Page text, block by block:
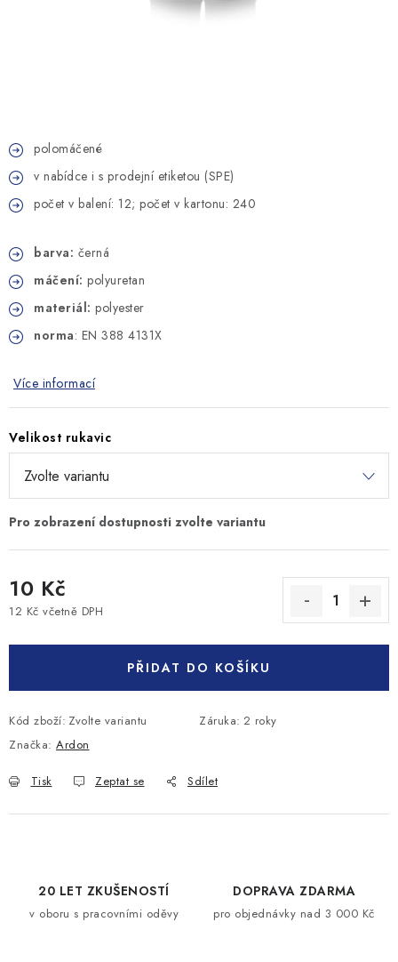
polomáčené
v nabídce i s prodejní etiketou (SPE)
počet v balení: 12; počet v kartonu: 240
barva: černá
máčení: polyuretan
materiál: polyester
norma: EN 388 4131X
Více informací
Velikost rukavic
10 Kč
12 Kč včetně DPH
PŘIDAT DO KOŠÍKU
Kód zboží: Zvolte variantu Záruka: 2 roky
Značka: Ardon
Tisk Zeptat se Sdílet
20 LET ZKUŠENOSTÍ
v oboru s pracovními oděvy
DOPRAVA ZDARMA
pro objednávky nad 3 000 Kč